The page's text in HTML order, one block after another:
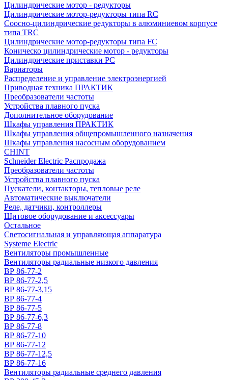
Цилиндрические мотор - редукторы
Цилиндрические мотор-редукторы типа RC
Соосно-цилиндрические редукторы в алюминиевом корпусе
типа TRC
Цилиндрические мотор-редукторы типа FC
Коническо цилиндрические мотор - редукторы
Цилиндрические приставки PC
Вариаторы
Распределение и управление электроэнергией
Приводная техника ПРАКТИК
Преобразователи частоты
Устройства плавного пуска
Дополнительное оборудование
Шкафы управления ПРАКТИК
Шкафы управления общепромышленного назначения
Шкафы управления насосным оборудованием
CHINT
Schneider Electric Распродажа
Преобразователи частоты
Устройства плавного пуска
Пускатели, контакторы, тепловые реле
Автоматические выключатели
Реле, датчики, контроллеры
Щитовое оборудование и аксессуары
Остальное
Светосигнальная и управляющая аппаратура
Systeme Electric
Вентиляторы промышленные
Вентиляторы радиальные низкого давления
ВР 86-77-2
ВР 86-77-2,5
ВР 86-77-3,15
ВР 86-77-4
ВР 86-77-5
ВР 86-77-6,3
ВР 86-77-8
ВР 86-77-10
ВР 86-77-12
ВР 86-77-12,5
ВР 86-77-16
Вентиляторы радиальные среднего давления